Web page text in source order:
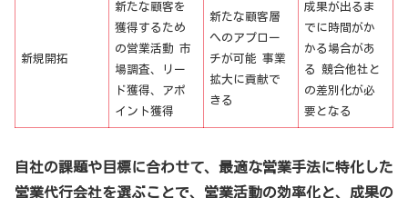
新規開拓
新たな顧客を
獲得するため
の営業活動 市
場調査、リー
ド獲得、アポ
イント獲得
新たな顧客層
へのアプロー
チが可能 事業
拡大に貢献で
きる
成果が出るま
でに時間がか
かる場合があ
る 競合他社と
の差別化が必
要となる
自社の課題や目標に合わせて、最適な営業手法に特化した
営業代行会社を選ぶことで、営業活動の効率化と、成果の